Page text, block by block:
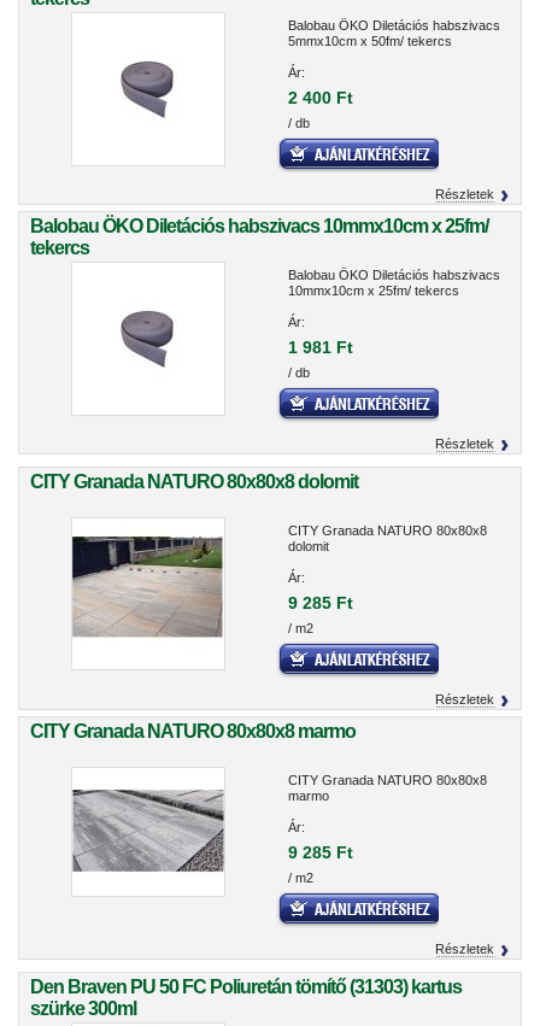
Balobau ÖKO Diletációs habszivacs
5mmx10cm x 50fm/ tekercs
Ár:
2 400 Ft
/ db
Részletek
Balobau ÖKO Diletációs habszivacs 10mmx10cm x 25fm/
tekercs
Balobau ÖKO Diletációs habszivacs
10mmx10cm x 25fm/ tekercs
Ár:
1 981 Ft
/ db
Részletek
CITY Granada NATURO 80x80x8 dolomit
CITY Granada NATURO 80x80x8
dolomit
Ár:
9 285 Ft
/ m2
Részletek
CITY Granada NATURO 80x80x8 marmo
CITY Granada NATURO 80x80x8
marmo
Ár:
9 285 Ft
/ m2
Részletek
Den Braven PU 50 FC Poliuretán tömítő (31303) kartus
szürke 300ml